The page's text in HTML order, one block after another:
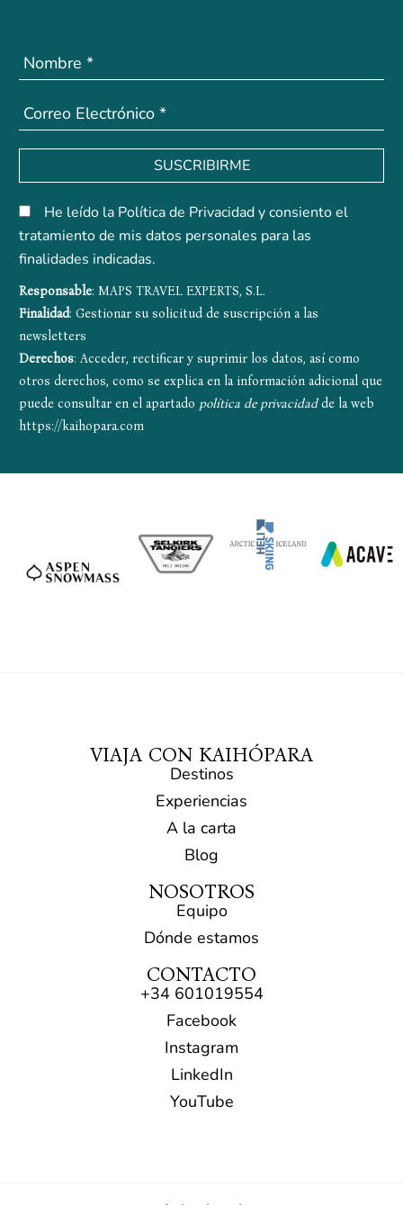
SUSCRIBIRME
He leído la Política de Privacidad y consiento el
tratamiento de mis datos personales para las
finalidades indicadas.
Responsable: MAPS TRAVEL EXPERTS, S.L.
Finalidad: Gestionar su solicitud de suscripción a las
newsletters
Derechos: Acceder, rectificar y suprimir los datos, así como
otros derechos, como se explica en la información adicional que
puede consultar en el apartado política de privacidadde la web
https://kaihopara.com
VIAJA CON KAIHÓPARA
Destinos
Experiencias
A la carta
Blog
NOSOTROS
Equipo
Dónde estamos
CONTACTO
+34 601019554​
Facebook
Instagram
LinkedIn
YouTube